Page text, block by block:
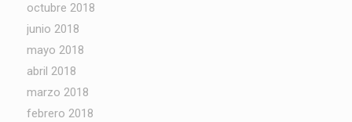
octubre 2018
junio 2018
mayo 2018
abril 2018
marzo 2018
febrero 2018